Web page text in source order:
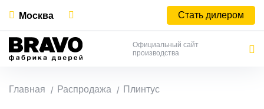
Москва Стать дилером
Официальный сайт
производства
Главная Распродажа Плинтус